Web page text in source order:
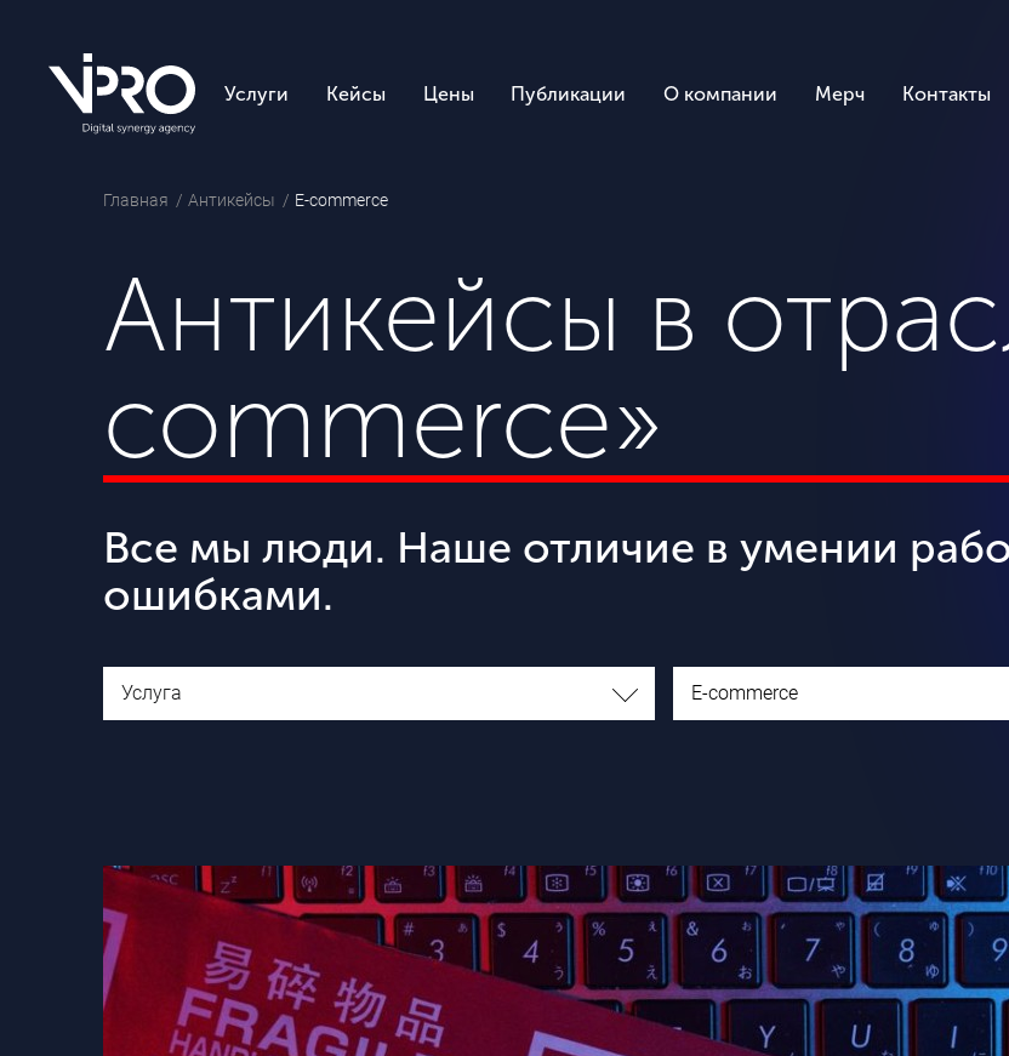
Услуги Кейсы Цены Публикации О компании Мерч Контакты
Главная Антикейсы E-commerce
Антикейсы в
commerce»
Все мы люди. Наше отличие в умении
ошибками.
Услуга E-commerce